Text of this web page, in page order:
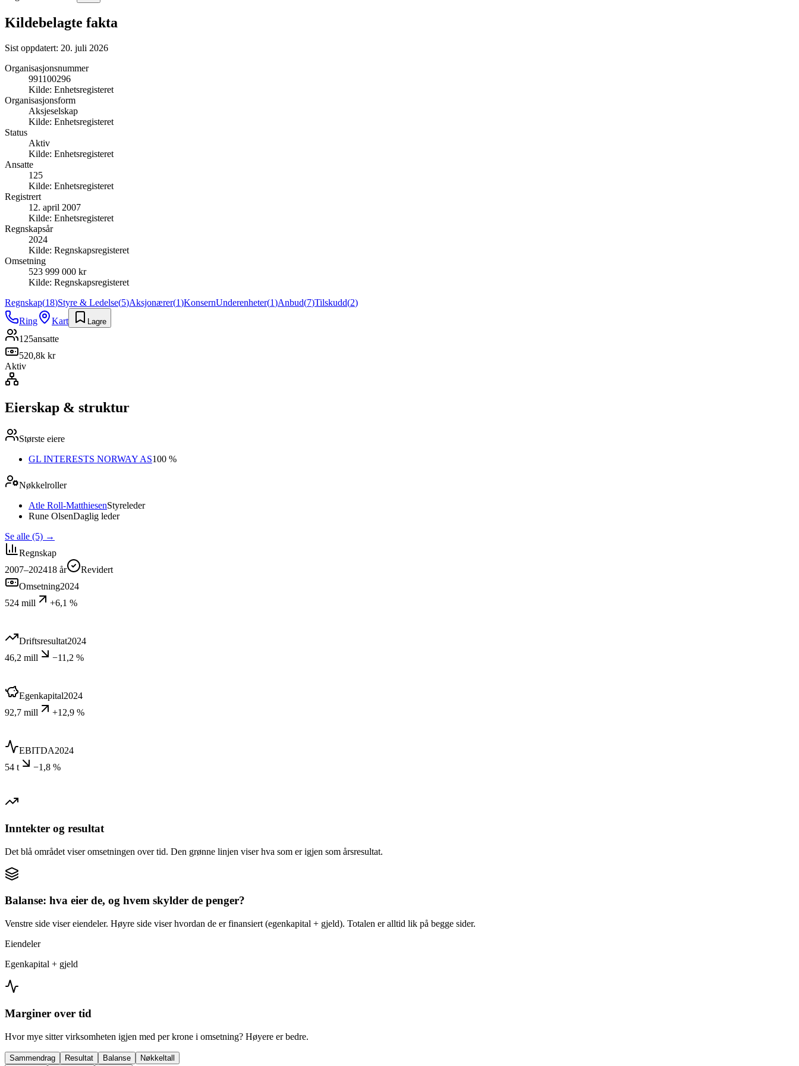
Kildebelagte fakta
Sist oppdatert: 20. juli 2026
Organisasjonsnummer
991100296
Kilde: Enhetsregisteret
Organisasjonsform
Aksjeselskap
Kilde: Enhetsregisteret
Status
Aktiv
Kilde: Enhetsregisteret
Ansatte
125
Kilde: Enhetsregisteret
Registrert
12. april 2007
Kilde: Enhetsregisteret
Regnskapsår
2024
Kilde: Regnskapsregisteret
Omsetning
523 999 000 kr
Kilde: Regnskapsregisteret
Regnskap(18)Styre & Ledelse(5)Aksjonærer(1)KonsernUnderenheter(1)Anbud(7)Tilskudd(2)
Ring
Kart Lagre
125ansatte
520,8k kr
Aktiv
Eierskap & struktur
Største eiere
GL INTERESTS NORWAY AS100 %
Nøkkelroller
Atle Roll-MatthiesenStyreleder
Rune OlsenDaglig leder
Se alle (5) →
Regnskap
2007–202418 år
Revidert
Omsetning2024
524 mill
+6,1 %
Driftsresultat2024
46,2 mill
−11,2 %
Egenkapital2024
92,7 mill
+12,9 %
EBITDA2024
54 t
−1,8 %
Inntekter og resultat
Det blå området viser omsetningen over tid. Den grønne linjen viser hva som er igjen som årsresultat.
Balanse: hva eier de, og hvem skylder de penger?
Venstre side viser eiendeler. Høyre side viser hvordan de er finansiert (egenkapital + gjeld). Totalen er alltid lik på begge sider.
Eiendeler
Egenkapital + gjeld
Marginer over tid
Hvor mye sitter virksomheten igjen med per krone i omsetning? Høyere er bedre.
Sammendrag Resultat Balanse
Nøkkeltall